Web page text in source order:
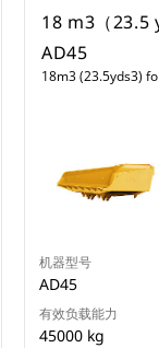
18 m3（23.5
AD45
18m3 (23.5yds3)
机器型号
AD45
有效负载能力
45000 kg